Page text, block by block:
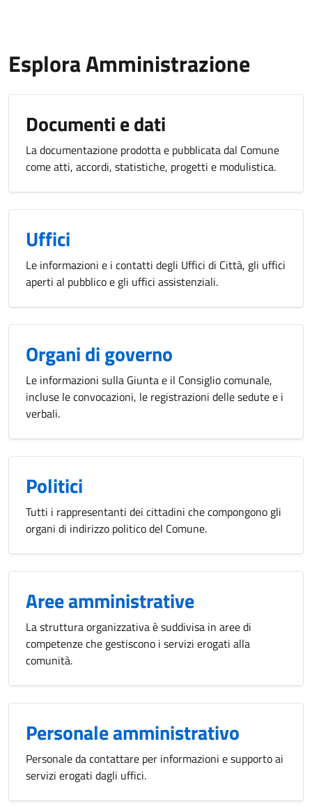
Esplora Amministrazione
Documenti e dati
La documentazione prodotta e pubblicata dal Comune
come atti, accordi, statistiche, progetti e modulistica.
Uffici
Le informazioni e i contatti degli Uffici di Città, gli uffici
aperti al pubblico e gli uffici assistenziali.
Organi di governo
Le informazioni sulla Giunta e il Consiglio comunale,
incluse le convocazioni, le registrazioni delle sedute e i
verbali.
Politici
Tutti i rappresentanti dei cittadini che compongono gli
organi di indirizzo politico del Comune.
Aree amministrative
La struttura organizzativa è suddivisa in aree di
competenze che gestiscono i servizi erogati alla
comunità.
Personale amministrativo
Personale da contattare per informazioni e supporto ai
servizi erogati dagli uffici.